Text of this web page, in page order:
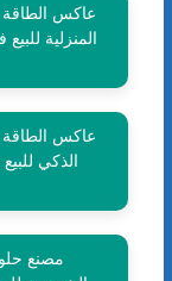
عاكس
المنزلية
عاكس
الذكي للبيع
مصنع